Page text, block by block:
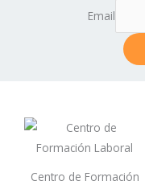
Email
Centro de Formación